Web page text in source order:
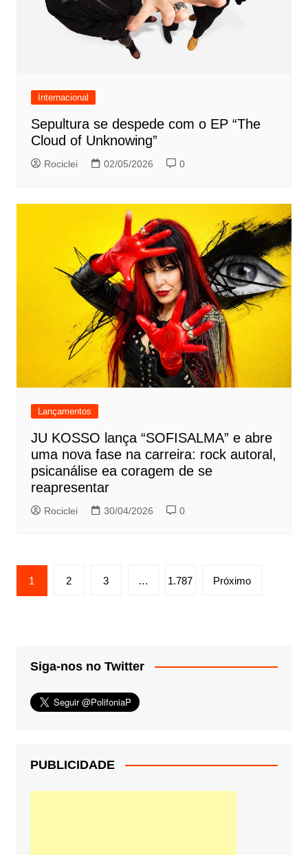
Internacional
Sepultura se despede com o EP “The
Cloud of Unknowing”
Rociclei 02/05/2026 0
Lançamentos
JU KOSSO lança “SOFISALMA” e abre
uma nova fase na carreira: rock autoral,
psicanálise ea coragem de se
reapresentar
Rociclei 30/04/2026 0
Paginação
de
1 2 3 … 1.787 Próximo
Siga-nos no Twitter
PUBLICIDADE